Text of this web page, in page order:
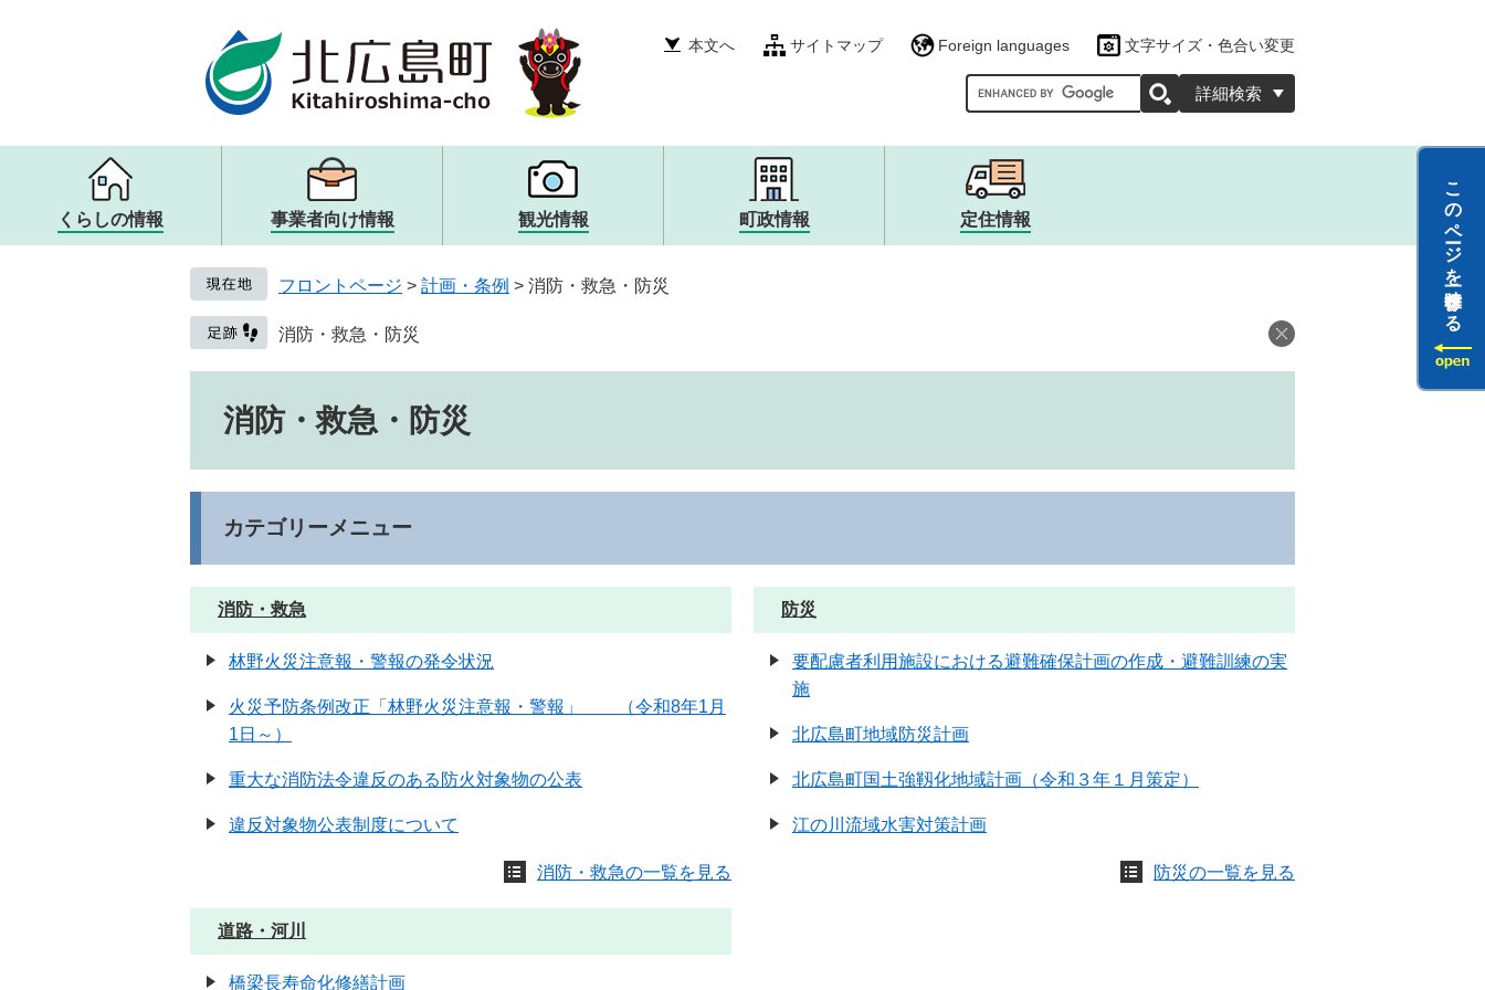
本文へ サイトマップ Foreign languages 文字サイズ・色合い変更
Googleカスタム検索
詳細検索
くらしの情報
メニュー
戸籍・住民票・証明 税金・年金・保険
子ども・教育
就職情報
健康・医療・福祉
生活・交通・動物
事業者向け情報
メニュー
入札・契約 産業振興
観光情報
メニュー
観光案内・ガイドブック イベント・募集
歴史・文化・アート
宿泊・食・特産品
観光リンク・その他
町政情報
メニュー
町の概要 町政運営・行政・財政
取り組み・提言
まちづくり
人権・男女共同参画
定住情報
フロントページ > 計画・条例 > 消防・救急・防災
消防・救急・防災
消防・救急・防災
カテゴリーメニュー
消防・救急
林野火災注意報・警報の発令状況
火災予防条例改正「林野火災注意報・警報」 （令和8年1月
1日～）
重大な消防法令違反のある防火対象物の公表
違反対象物公表制度について
消防・救急の一覧を見る
防災
要配慮者利用施設における避難確保計画の作成・避難訓練の実
施
北広島町地域防災計画
北広島町国土強靱化地域計画（令和３年１月策定）
江の川流域水害対策計画
防災の一覧を見る
道路・河川
橋梁長寿命化修繕計画
このページを一時保存する